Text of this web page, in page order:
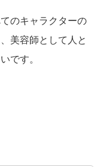
のキャラクターの
美容師として人と
です。